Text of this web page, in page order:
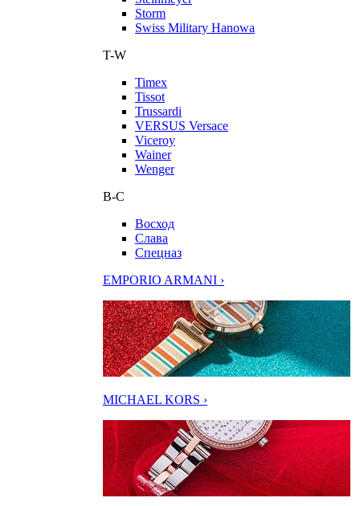
Storm
Swiss Military Hanowa
T-W
Timex
Tissot
Trussardi
VERSUS Versace
Viceroy
Wainer
Wenger
В-С
Восход
Слава
Спецназ
EMPORIO ARMANI ›
MICHAEL KORS ›